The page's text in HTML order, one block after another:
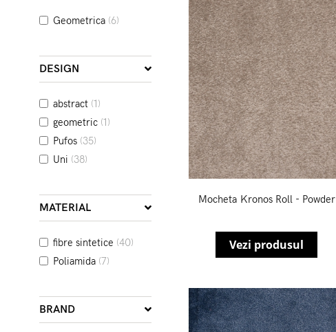
Geometrica (6)
DESIGN
abstract (1)
geometric (1)
Pufos (35)
Uni (38)
MATERIAL
fibre sintetice (40)
Poliamida (7)
BRAND
Mocheta Kronos Roll - Powder
Vezi produsul